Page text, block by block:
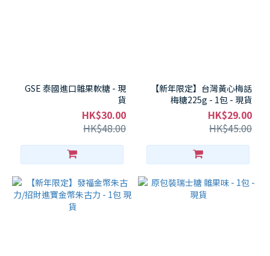
GSE 泰國進口雜果軟糖 - 現
貨
HK$30.00
HK$48.00
【新年限定】台灣黃心梅話
梅糖225g - 1包 - 現貨
HK$29.00
HK$45.00